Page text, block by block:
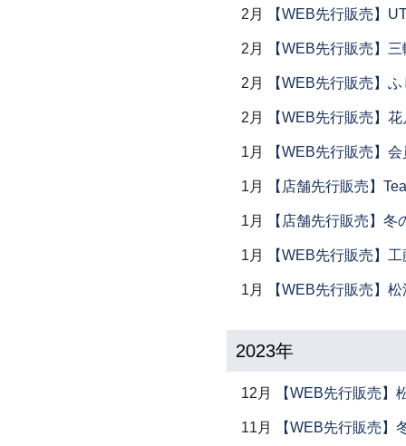
2月 【WEB先行販売】
2月 【WEB先行販売】
2月 【WEB先行販売】
2月 【WEB先行販売】
1月 【WEB先行販売】
1月 【店舗先行販売】
1月 【店舗先行販売】冬
1月 【WEB先行販売】
1月 【WEB先行販売】
2023年
12月 【WEB先行販売】
11月 【WEB先行販売】